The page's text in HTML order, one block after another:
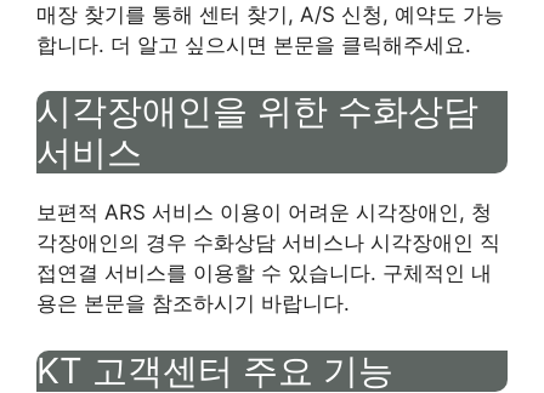
매장 찾기를 통해 센터 찾기, A/S 신청, 예약도 가능
합니다. 더 알고 싶으시면 본문을 클릭해주세요.
시각장애인을 위한 수화상담
서비스
보편적 ARS 서비스 이용이 어려운 시각장애인, 청
각장애인의 경우 수화상담 서비스나 시각장애인 직
접연결 서비스를 이용할 수 있습니다. 구체적인 내
용은 본문을 참조하시기 바랍니다.
KT 고객센터 주요 기능